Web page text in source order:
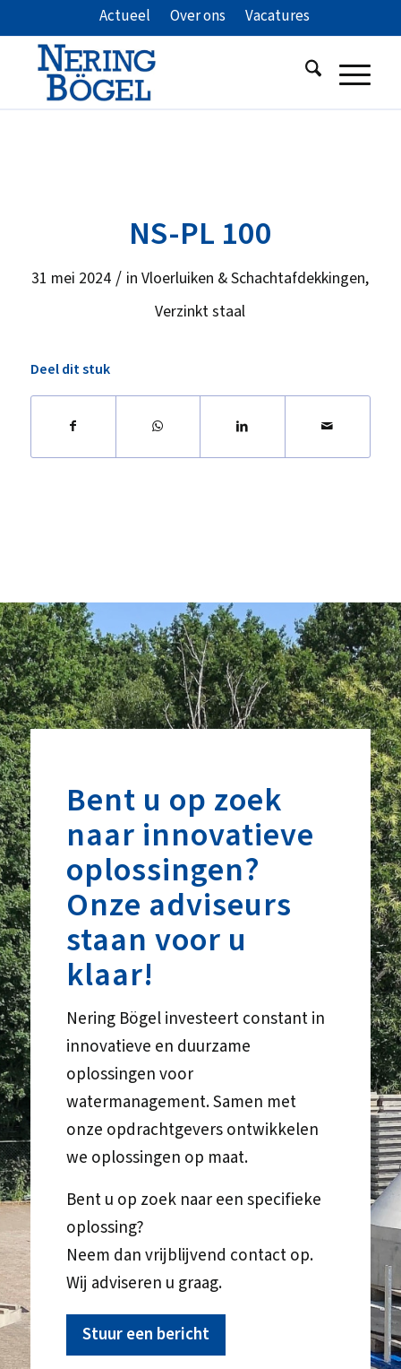
Actueel Over ons Vacatures
NS-PL 100
31 mei 2024 / inVloerluiken & Schachtafdekkingen,
Verzinkt staal
Deel dit stuk
Bent u op zoek
naar innovatieve
oplossingen?
Onze adviseurs
staan voor u
klaar!
Nering Bögel investeert constant in
innovatieve en duurzame
oplossingen voor
watermanagement. Samen met
onze opdrachtgevers ontwikkelen
we oplossingen op maat.
Bent u op zoek naar een specifieke
oplossing?
Neem dan vrijblijvend contact op.
Wij adviseren u graag.
Stuur een bericht